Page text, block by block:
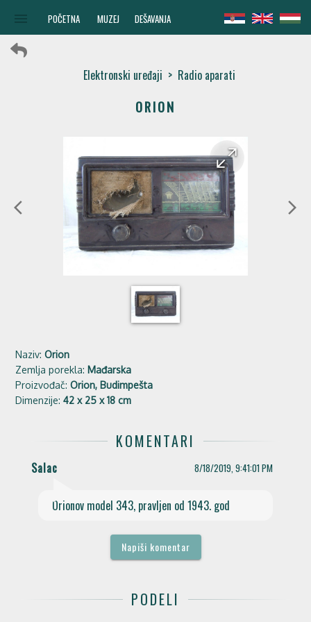
POČETNA MUZEJ DEŠAVANJA
Elektronski uređaji > Radio aparati
ORION
arrow_back_ios
arrow_back
arrow_forward
arrow_forward_ios
Naziv:Orion
Zemlja porekla: Mađarska
Proizvođač:Orion, Budimpešta
Dimenzije:42 x 25 x 18 cm
KOMENTARI
Salac 8/18/2019, 9:41:01 PM
play_arrow
Orionov model 343, pravljen od 1943. god
Napiši komentar
PODELI